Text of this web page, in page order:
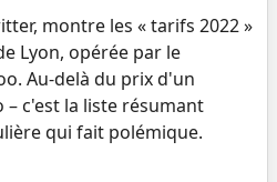
montre les « tarifs 2022 »
Lyon, opérée par le
Au-delà du prix d'un
– c'est la liste résumant
qui fait polémique.